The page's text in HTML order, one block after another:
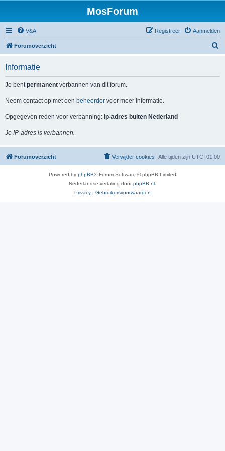
MosForum
V&A Aanmelden
Registreer
Forumoverzicht
Informatie
Je bentpermanent verbannen van dit forum.
Neem contact op met een beheerder voor meer informatie.
Opgegeven reden voor verbanning: ip-adres buiten Nederland
Je IP-adres is verbannen.
Forumoverzicht Alle tijden zijn UTC+01:00
Verwijder cookies
Powered by phpBB® Forum Software © phpBB Limited
Nederlandse vertaling doorphpBB.nl
Privacy | Gebruikersvoorwaarden